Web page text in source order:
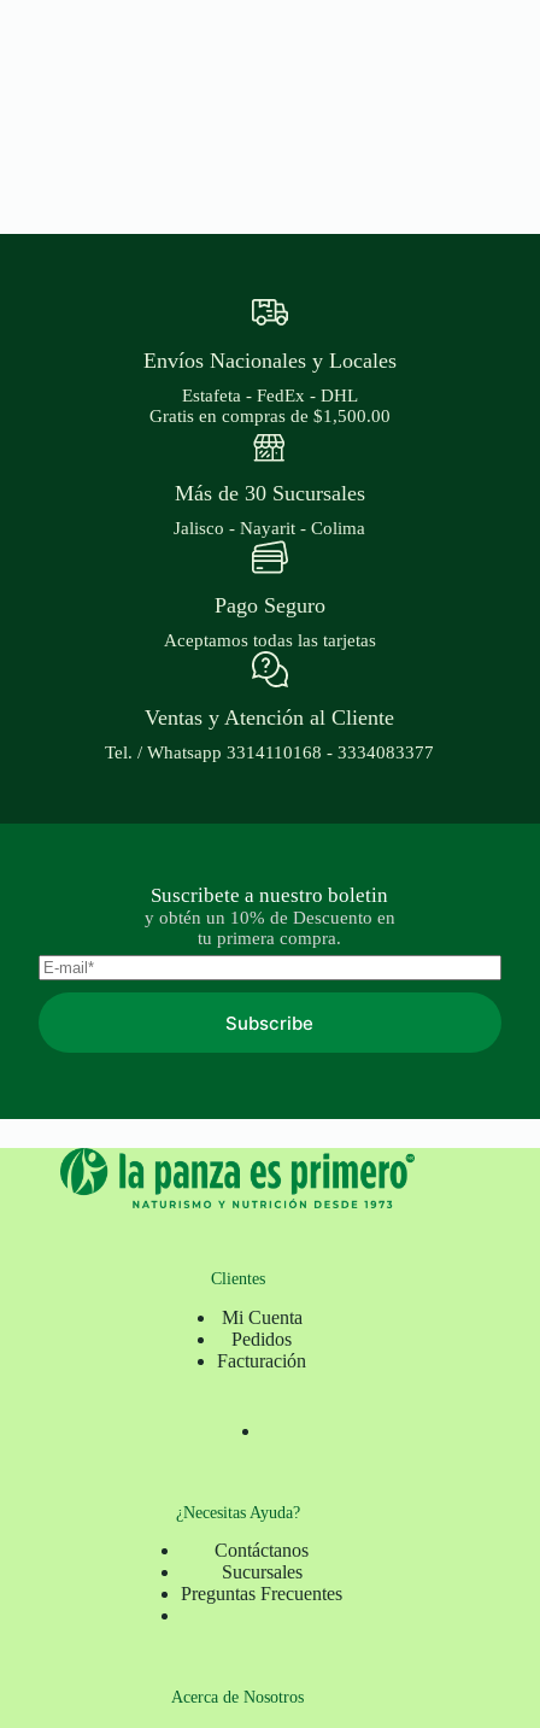
Envíos Nacionales y Locales
Estafeta - FedEx - DHL
Gratis en compras de $1,500.00
Más de 30 Sucursales
Jalisco - Nayarit - Colima
Pago Seguro
Aceptamos todas las tarjetas
Ventas y Atención al Cliente
Tel. / Whatsapp 3314110168 - 3334083377
Suscribete a nuestro boletin
y obtén un 10% de Descuento en
tu primera compra.
Subscribe
Clientes
Mi Cuenta
Pedidos
Facturación
¿Necesitas Ayuda?
Contáctanos
Sucursales
Preguntas Frecuentes
Acerca de Nosotros